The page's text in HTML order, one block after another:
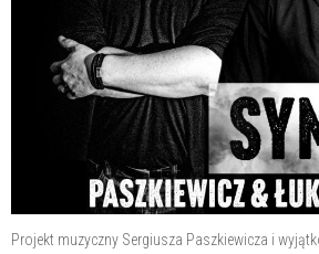
Projekt muzyczny Sergiusza Paszkiewicza i